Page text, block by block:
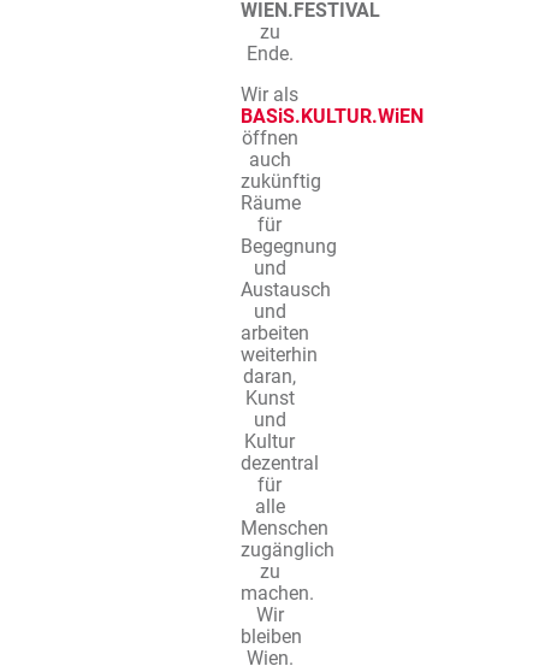
WIEN.FESTIVAL
zu
Ende.
Wir als
BASiS.KULTUR.WiEN
öffnen
auch
zukünftig
Räume
für
Begegnung
und
Austausch
und
arbeiten
weiterhin
daran,
Kunst
und
Kultur
dezentral
für
alle
Menschen
zugänglich
zu
machen.
Wir
bleiben
Wien.